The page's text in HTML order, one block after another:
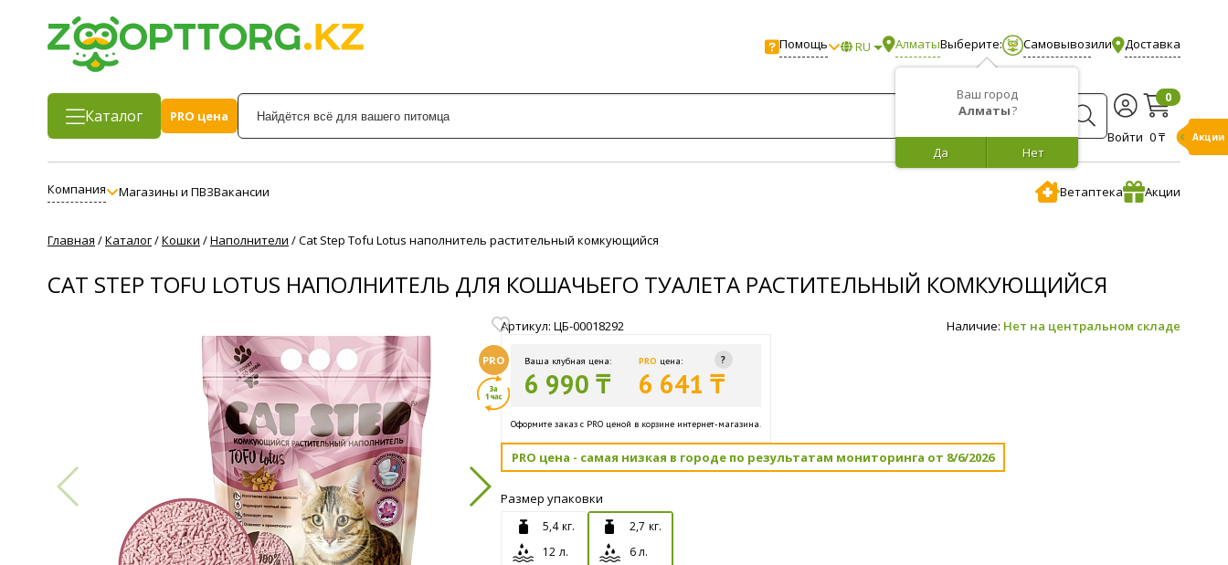
Помощь RU Алматы
Ваш город
Алматы?
Нет
Да
Выберите: Самовывозили Доставка
Каталог
PRO цена
Войти
0
0 ₸
Компания Магазины и ПВЗВакансии Ветаптека Акции
Главная /Каталог/Кошки /Наполнители /Cat Step Tofu Lotus наполнитель растительный комкующийся
CAT STEP TOFU LOTUS НАПОЛНИТЕЛЬ ДЛЯ КОШАЧЬЕГО ТУАЛЕТА РАСТИТЕЛЬНЫЙ КОМКУЮЩИЙСЯ
PRO
Артикул: ЦБ-00018292 Наличие: Нет на центральном складе
Ваша клубная цена:
6 990 ₸
PRO цена:
6 641 ₸
Оформите заказ с PRO ценой в корзине интернет-магазина.
PRO цена - самая низкая в городе по результатам мониторинга от 8/6/2026
Размер упаковки
5,4 кг.
12 л.
2,7 кг.
6 л.
Бонусы